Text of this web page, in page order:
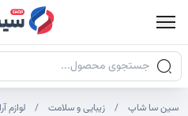
جستجوی محصولات
سین سا شاپ زیبایی و سلامت لوازم